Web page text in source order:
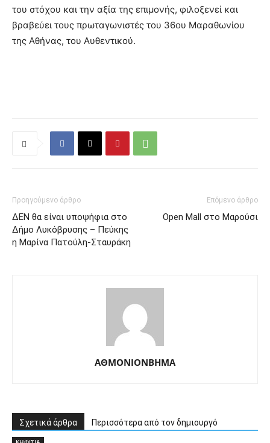
του στόχου και την αξία της επιμονής, φιλοξενεί και
βραβεύει τους πρωταγωνιστές του 36ου Μαραθωνίου
της Αθήνας, του Αυθεντικού.
Προηγούμενο άρθρο
ΔΕΝ θα είναι υποψήφια στο
Δήμο Λυκόβρυσης – Πεύκης
η Μαρίνα Πατούλη-Σταυράκη
Επόμενο άρθρο
Open Mall στο Μαρούσι
ΑΘΜΟΝΙΟΝΒΗΜΑ
Σχετικά άρθρα Περισσότερα από τον δημιουργό